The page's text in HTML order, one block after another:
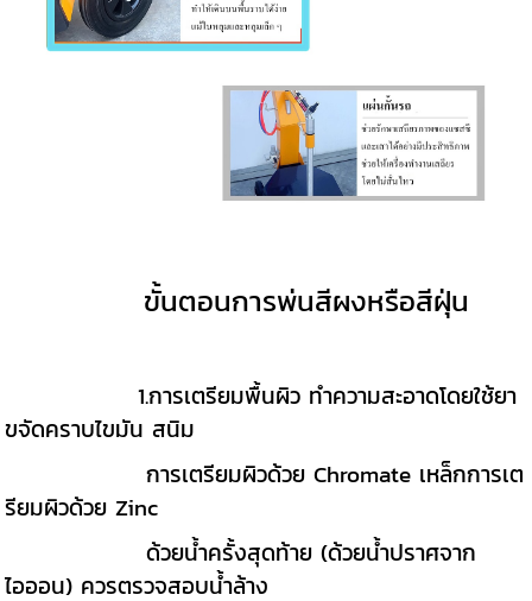
ขั้นตอนการพ่นสีผงหรือสีฝุ่น
1.การเตรียมพื้นผิว ทำความสะอาดโดยใช้ยา
ขจัดคราบไขมัน สนิม
การเตรียมผิวด้วย Chromate เหล็กการเต
รียมผิวด้วย Zinc
ด้วยน้ำครั้งสุดท้าย (ด้วยน้ำปราศจาก
ไอออน) ควรตรวจสอบน้ำล้าง